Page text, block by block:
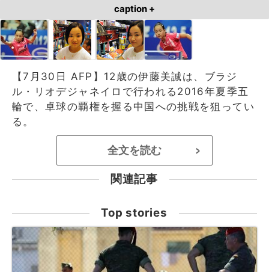
caption +
【7月30日 AFP】12歳の伊藤美誠は、ブラジ
ル・リオデジャネイロで行われる2016年夏季五
輪で、卓球の覇権を握る中国への挑戦を狙ってい
る。
全文を読む >
関連記事
Top stories